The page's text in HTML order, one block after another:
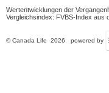
Wertentwicklungen der
Vergleichsindex: FVBS-Index aus
© Canada Life 2026 powered by